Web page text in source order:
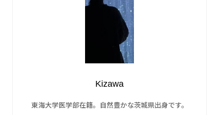
Kizawa
東海大学医学部在籍。自然豊かな茨城県出身です。